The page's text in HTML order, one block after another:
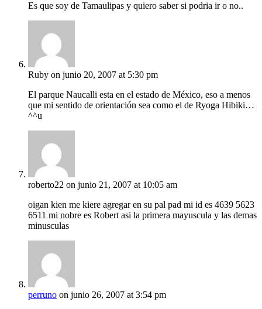
Es que soy de Tamaulipas y quiero saber si podria ir o no..
Ruby on junio 20, 2007 at 5:30 pm
El parque Naucalli esta en el estado de México, eso a menos
que mi sentido de orientación sea como el de Ryoga Hibiki…
^^u
roberto22 on junio 21, 2007 at 10:05 am
oigan kien me kiere agregar en su pal pad mi id es 4639 5623
6511 mi nobre es Robert asi la primera mayuscula y las demas
minusculas
perruno on junio 26, 2007 at 3:54 pm